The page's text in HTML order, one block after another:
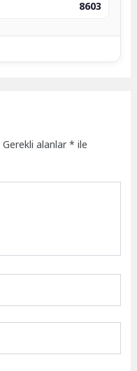
8603
Gerekli alanlar* ile